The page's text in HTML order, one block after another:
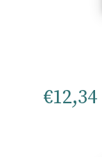
€12,34